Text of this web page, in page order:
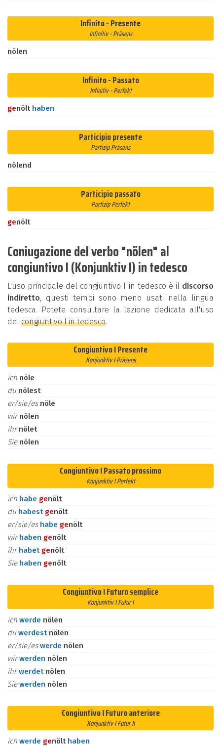
Infinito - Presente
Infinitiv - Präsens
nölen
Infinito - Passato
Infinitiv - Perfekt
genölt haben
Participio presente
Partizip Präsens
nölend
Participio passato
Partizip Perfekt
genölt
Coniugazione del verbo "nölen" al
congiuntivo I (Konjunktiv I) in tedesco
L'uso principale del congiuntivo I in tedesco è il discorso
indiretto, questi tempi sono meno usati nella lingua
tedesca. Potete consultare la lezione dedicata all'uso
del congiuntivo I in tedesco.
Congiuntivo I Presente
Konjunktiv I Präsens
ich nöle
du nölest
er/sie/es nöle
wirnölen
ihrnölet
Sie nölen
Congiuntivo I Passato prossimo
Konjunktiv I Perfekt
ich habe genölt
du habest genölt
er/sie/es habe genölt
wirhaben genölt
ihrhabet genölt
Sie haben genölt
Congiuntivo I Futuro semplice
Konjunktiv I Futur I
ich werde nölen
du werdest nölen
er/sie/eswerde nölen
wirwerden nölen
ihrwerdet nölen
Siewerden nölen
Congiuntivo I Futuro anteriore
Konjunktiv I Futur II
ich werde genölt haben